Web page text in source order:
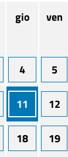
gio ven
4 5
11 12
18 19